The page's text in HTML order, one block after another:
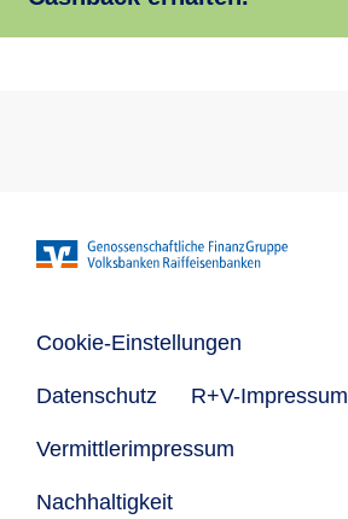
Cookie-Einstellungen
Datenschutz R+V-Impressum
Vermittlerimpressum
Nachhaltigkeit